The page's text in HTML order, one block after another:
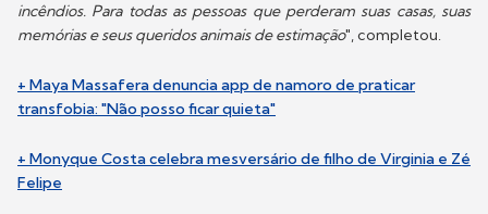
incêndios. Para todas as pessoas que perderam suas casas, suas
memórias e seus queridos animais de estimação", completou.
+ Maya Massafera denuncia app de namoro de praticar
transfobia: "Não posso ficar quieta"
+ Monyque Costa celebra mesversário de filho de Virginia e Zé
Felipe